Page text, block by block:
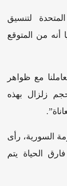
لتنسيق
من المتوقع
مع ظواهر
زلزال بهذه
السورية، رأى
الحياة يتم